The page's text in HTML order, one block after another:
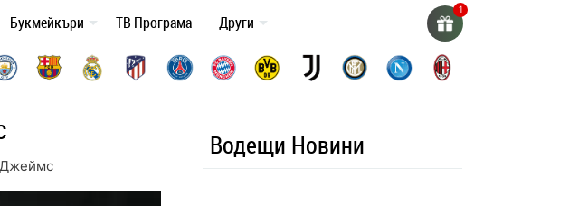
Букмейкъри ТВ Програма Други
Джеймс
Водещи Новини